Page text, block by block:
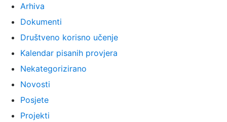
Arhiva
Dokumenti
Društveno korisno učenje
Kalendar pisanih provjera
Nekategorizirano
Novosti
Posjete
Projekti